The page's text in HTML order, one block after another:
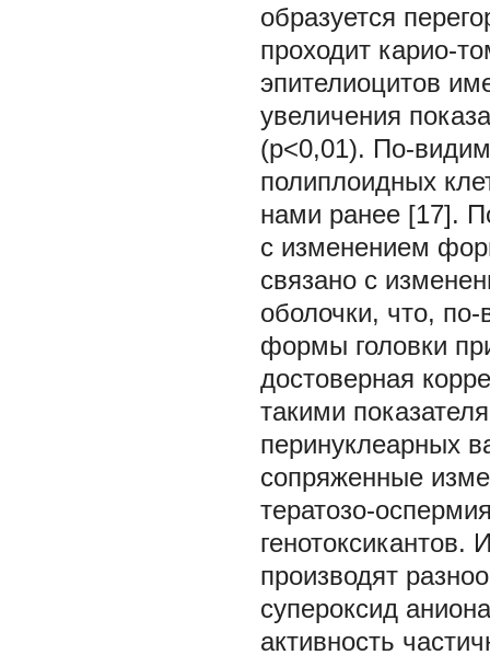
образуется
проходит карио-
эпителиоцитов
увеличения
(p<0,01). По-
полиплоидных
нами ранее [17].
с изменением
связано с
оболочки, что,
формы головки
достоверная
такими
перинуклеарных
сопряженные
тератозо-
генотоксикантов.
производят
супероксид
активность